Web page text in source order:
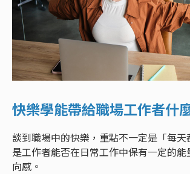
快樂學能帶給職場工作者什
談到職場中的快樂，重點不一定是「每
是工作者能否在日常工作中保有一定的
向感。